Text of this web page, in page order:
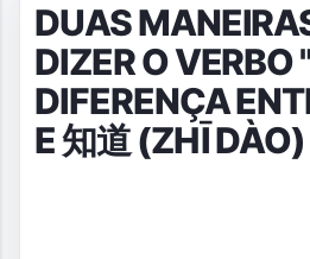
DUAS
DIZER O VERBO
DIFERENÇA
E 知道 (ZHĪ DÀO)